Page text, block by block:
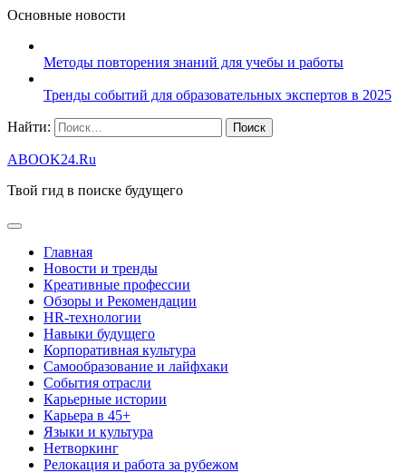
Основные новости
Методы повторения знаний для учебы и работы
Тренды событий для образовательных экспертов в 2025
Найти:
ABOOK24.Ru
Твой гид в поиске будущего
Главная
Новости и тренды
Креативные профессии
Обзоры и Рекомендации
HR‑технологии
Навыки будущего
Корпоративная культура
Самообразование и лайфхаки
События отрасли
Карьерные истории
Карьера в 45+
Языки и культура
Нетворкинг
Релокация и работа за рубежом